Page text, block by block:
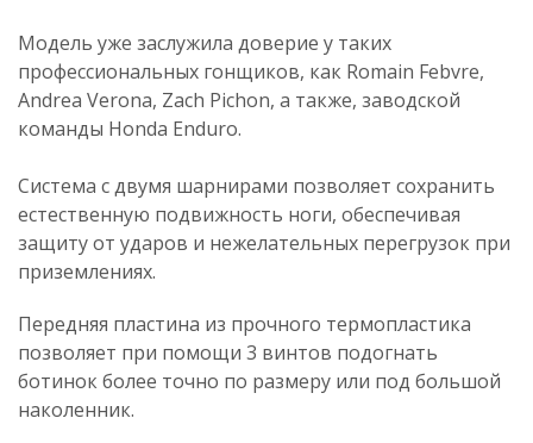
Модель уже заслужила доверие у таких
профессиональных гонщиков, как Romain Febvre,
Andrea Verona, Zach Pichon, а также, заводской
команды Honda Enduro.
Cистема с двумя шарнирами позволяет сохранить
естественную подвижность ноги, обеспечивая
защиту от ударов и нежелательных перегрузок при
приземлениях.
Передняя пластина из прочного термопластика
позволяет при помощи 3 винтов подогнать
ботинок более точно по размеру или под большой
наколенник.